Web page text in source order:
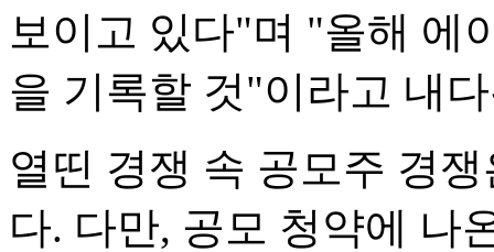
보이고 있다"며 "올해 에
을 기록할 것"이라고 내
열띤 경쟁 속 공모주 경
다. 다만, 공모 청약에 나